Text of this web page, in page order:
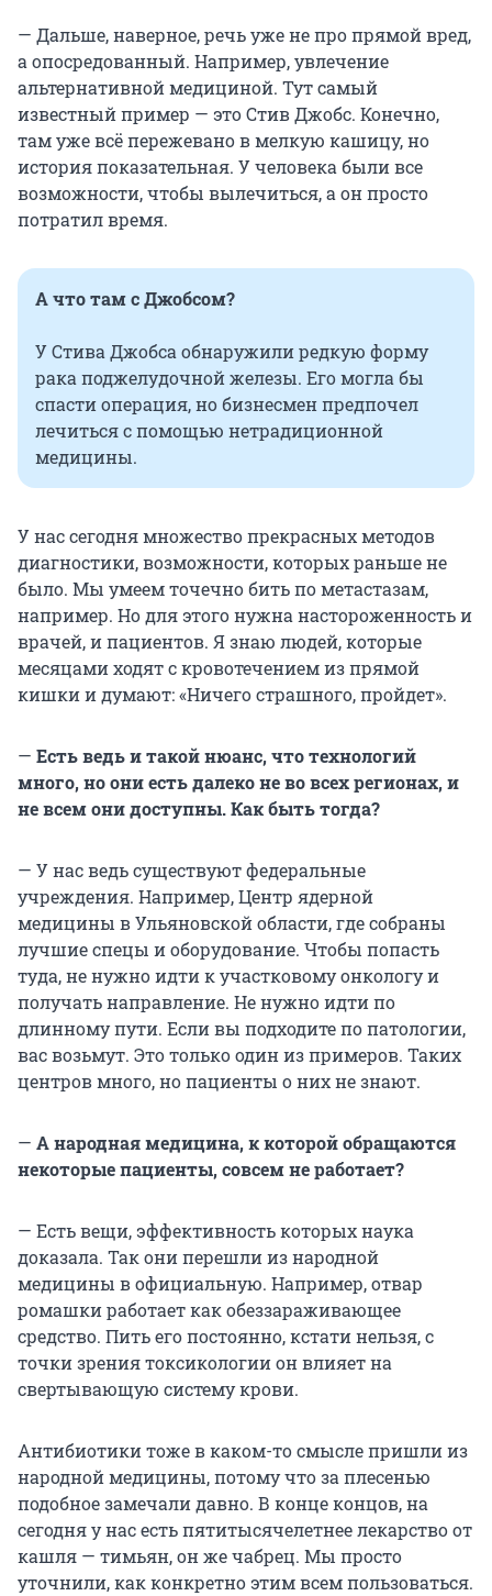
— Дальше, наверное, речь уже не про прямой вред,
а опосредованный. Например, увлечение
альтернативной медициной. Тут самый
известный пример — это Стив Джобс. Конечно,
там уже всё пережевано в мелкую кашицу, но
история показательная. У человека были все
возможности, чтобы вылечиться, а он просто
потратил время.
А что там с Джобсом?
У Стива Джобса обнаружили редкую форму
рака поджелудочной железы. Его могла бы
спасти операция, но бизнесмен предпочел
лечиться с помощью нетрадиционной
медицины.
У нас сегодня множество прекрасных методов
диагностики, возможности, которых раньше не
было. Мы умеем точечно бить по метастазам,
например. Но для этого нужна настороженность и
врачей, и пациентов. Я знаю людей, которые
месяцами ходят с кровотечением из прямой
кишки и думают: «Ничего страшного, пройдет».
— Есть ведь и такой нюанс, что технологий
много, но они есть далеко не во всех регионах, и
не всем они доступны. Как быть тогда?
— У нас ведь существуют федеральные
учреждения. Например, Центр ядерной
медицины в Ульяновской области, где собраны
лучшие спецы и оборудование. Чтобы попасть
туда, не нужно идти к участковому онкологу и
получать направление. Не нужно идти по
длинному пути. Если вы подходите по патологии,
вас возьмут. Это только один из примеров. Таких
центров много, но пациенты о них не знают.
— А народная медицина, к которой обращаются
некоторые пациенты, совсем не работает?
— Есть вещи, эффективность которых наука
доказала. Так они перешли из народной
медицины в официальную. Например, отвар
ромашки работает как обеззараживающее
средство. Пить его постоянно, кстати нельзя, с
точки зрения токсикологии он влияет на
свертывающую систему крови.
Антибиотики тоже в каком-то смысле пришли из
народной медицины, потому что за плесенью
подобное замечали давно. В конце концов, на
сегодня у нас есть пятитысячелетнее лекарство от
кашля — тимьян, он же чабрец. Мы просто
уточнили, как конкретно этим всем пользоваться.